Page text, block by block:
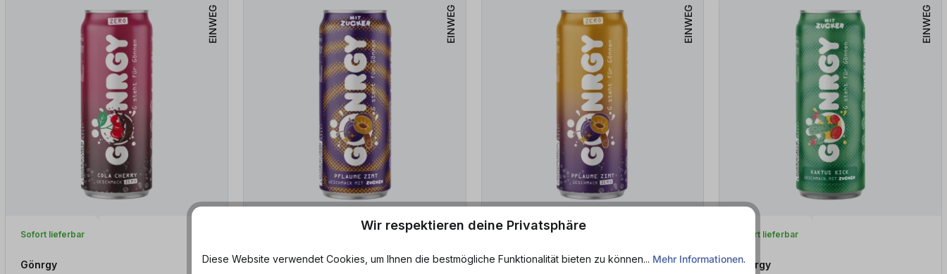
EINWEG
Sofort lieferbar
Gönrgy
EINWEG
Gönrgy
EINWEG
Sofort lieferbar
Gönrgy
EINWEG
Sofort lieferbar
Gönrgy
Wir respektieren deine Privatsphäre
Diese Website verwendet Cookies, um Ihnen die bestmögliche Funktionalität bieten zu können... Mehr Informationen.